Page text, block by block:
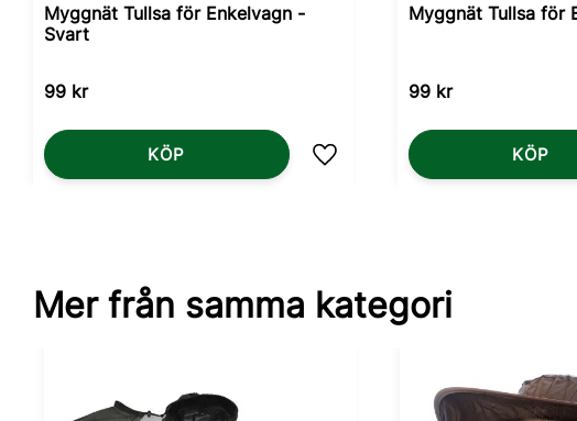
Myggnät Tullsa för Enkelvagn -
Svart
99 kr
Lägg till i favoriter
KÖP
Myggnät Tullsa för
99 kr
KÖP
Mer från samma kategori